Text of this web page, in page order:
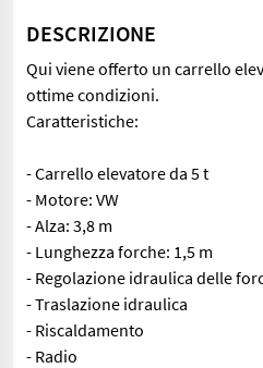
DESCRIZIONE
Qui viene offerto un carrello
ottime condizioni.
Caratteristiche:
- Carrello elevatore da 5 t
- Motore: VW
- Alza: 3,8 m
- Lunghezza forche: 1,5 m
- Regolazione idraulica delle
- Traslazione idraulica
- Riscaldamento
- Radio